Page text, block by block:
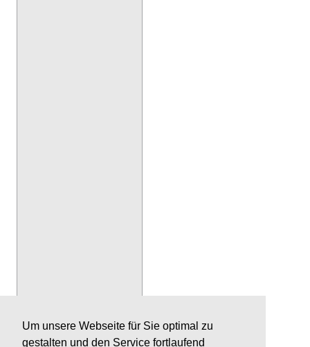
Um unsere Webseite für Sie optimal zu
gestalten und den Service fortlaufend